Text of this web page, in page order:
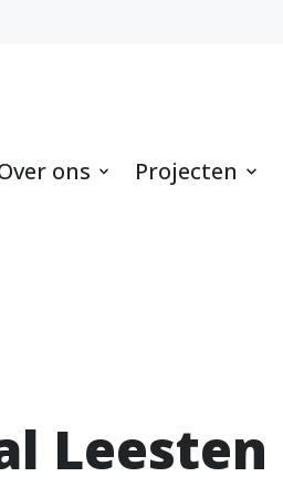
ons Projecten
Leesten